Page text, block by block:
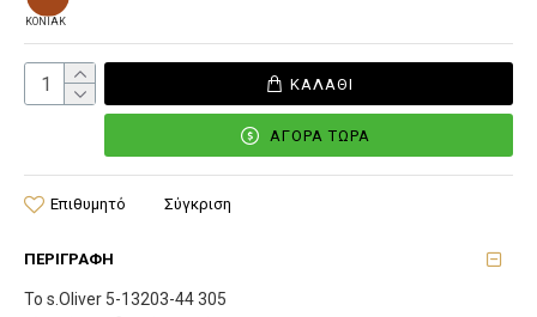
ΚΟΝΙΑΚ
ΚΑΛΆΘΙ
ΑΓΟΡΆ ΤΏΡΑ
Επιθυμητό Σύγκριση
ΠΕΡΙΓΡΑΦΉ
Το s.Oliver 5-13203-44 305